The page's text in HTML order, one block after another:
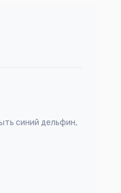
синий дельфин,